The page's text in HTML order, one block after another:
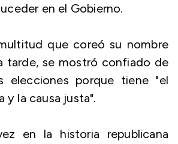
en el Gobierno.
que coreó su nombre
tarde, se mostró confiado de
elecciones porque tiene "el
y la causa justa".
en la historia republicana